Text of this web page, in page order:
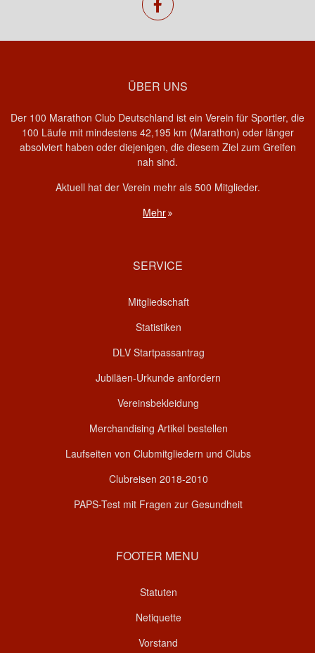
facebook
ÜBER UNS
Der 100 Marathon Club Deutschland ist ein Verein für Sportler, die
100 Läufe mit mindestens 42,195 km (Marathon) oder länger
absolviert haben oder diejenigen, die diesem Ziel zum Greifen
nah sind.
Aktuell hat der Verein mehr als 500 Mitglieder.
Mehr
SERVICE
Mitgliedschaft
Statistiken
DLV Startpassantrag
Jubiläen-Urkunde anfordern
Vereinsbekleidung
Merchandising Artikel bestellen
Laufseiten von Clubmitgliedern und Clubs
Clubreisen 2018-2010
PAPS-Test mit Fragen zur Gesundheit
FOOTER MENU
Statuten
Netiquette
Vorstand